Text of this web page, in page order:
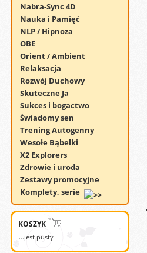
Nabra-Sync 4D
Nauka i Pamięć
NLP / Hipnoza
OBE
Orient / Ambient
Relaksacja
Rozwój Duchowy
Skuteczne Ja
Sukces i bogactwo
Świadomy sen
Trening Autogenny
Wesołe Bąbelki
X2 Explorers
Zdrowie i uroda
Zestawy promocyjne
Komplety, serie
KOSZYK
...jest pusty